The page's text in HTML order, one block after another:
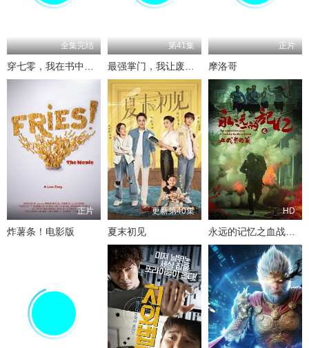
全集完结
穿七零，我在书中挺好的
第41集
最强掌门，我让废柴宗门碾压三界
正片
摩洛哥
正片
炸薯条！电影版
更新第40集
夏末初见
HD
永远的记忆之血战黎明前